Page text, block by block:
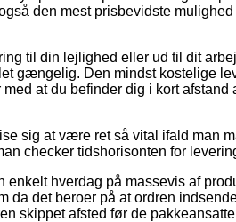
den mest prisbevidste
til din lejlighed eller ud til dit
gængelig. Den mindst kostelige
at du befinder dig i kort
sig at være ret så vital ifald man
checker tidshorisonten for
hverdag på massevis af
da det beroer på at ordren
skippet afsted før de